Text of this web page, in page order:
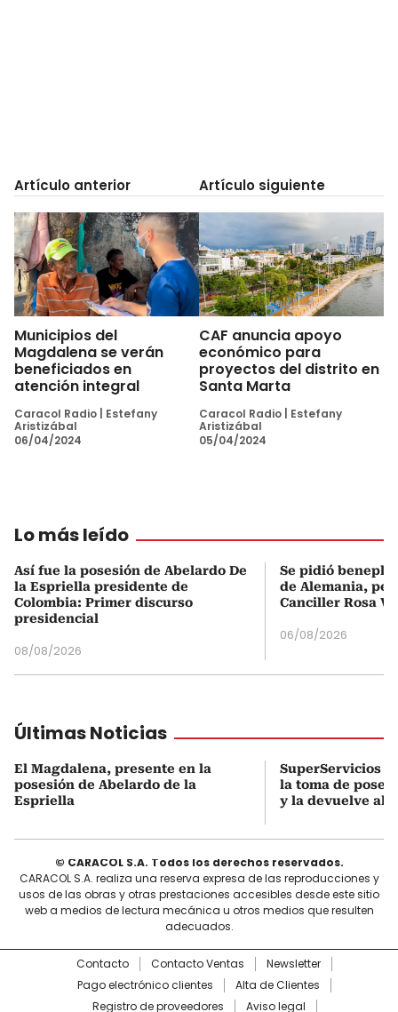
Artículo anterior
Municipios del
Magdalena se verán
beneficiados en
atención integral
Caracol Radio
Estefany
Aristizábal
06/04/2024
Artículo siguiente
CAF anuncia apoyo
económico para
proyectos del distrito en
Santa Marta
Caracol Radio
Estefany
Aristizábal
05/04/2024
Lo más leído
Así fue la posesión de Abelardo De
la Espriella presidente de
Colombia: Primer discurso
presidencial
08/08/2026
Se pidió
de Alemania,
Canciller Rosa
06/08/2026
Últimas Noticias
El Magdalena, presente en la
posesión de Abelardo de la
Espriella
SuperServicios
la toma de
y la devuelve al
© CARACOL S.A. Todos los derechos reservados.
CARACOL S.A. realiza una reserva expresa de las reproducciones y
usos de las obras y otras prestaciones accesibles desde este sitio
web a medios de lectura mecánica u otros medios que resulten
adecuados.
Contacto Contacto Ventas
Newsletter
Pago electrónico clientes
Alta de Clientes
Registro de proveedores
Aviso legal